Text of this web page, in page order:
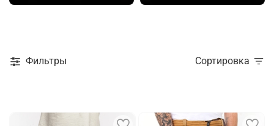
Фильтры Сортировка